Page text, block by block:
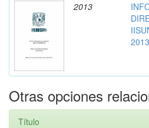
2013
2013
Otras opciones
Título